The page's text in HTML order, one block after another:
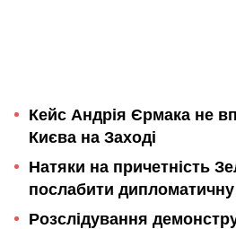
Кейс Андрія Єрмака не
Києва на Заході
Натяки на причетність
послабити
Розслідування